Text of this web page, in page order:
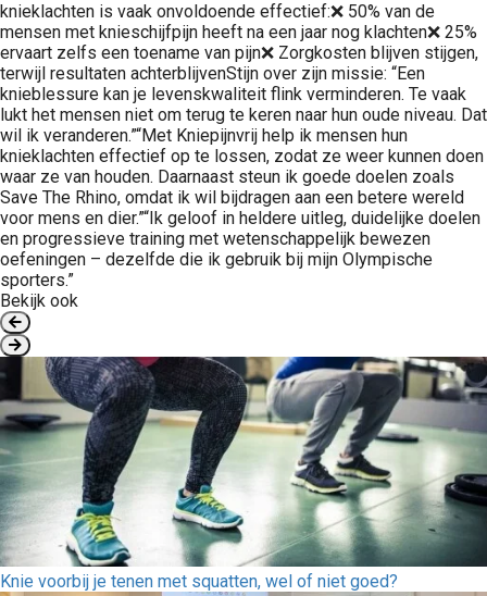
knieklachten is vaak onvoldoende effectief:❌ 50% van de
mensen met knieschijfpijn heeft na een jaar nog klachten❌ 25%
ervaart zelfs een toename van pijn❌ Zorgkosten blijven stijgen,
terwijl resultaten achterblijvenStijn over zijn missie: “Een
knieblessure kan je levenskwaliteit flink verminderen. Te vaak
lukt het mensen niet om terug te keren naar hun oude niveau. Dat
wil ik veranderen.”“Met Kniepijnvrij help ik mensen hun
knieklachten effectief op te lossen, zodat ze weer kunnen doen
waar ze van houden. Daarnaast steun ik goede doelen zoals
Save The Rhino, omdat ik wil bijdragen aan een betere wereld
voor mens en dier.”“Ik geloof in heldere uitleg, duidelijke doelen
en progressieve training met wetenschappelijk bewezen
oefeningen – dezelfde die ik gebruik bij mijn Olympische
sporters.”
Bekijk ook
Knie voorbij je tenen met squatten, wel of niet goed?